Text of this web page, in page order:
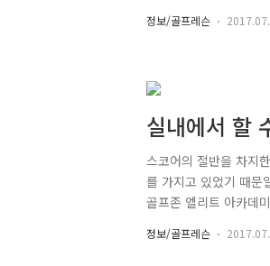
계적이고 전문적인
계 무대에 설 수 있는
정보/골프레슨
실내에서 할
세민 코치)
스코어의 절반을 차지
를 가지고 있었기 때문
골프존 엘리트 아카데
용한 퍼팅 스트로크
과 과학적인 훈련 프로
정보/골프레슨